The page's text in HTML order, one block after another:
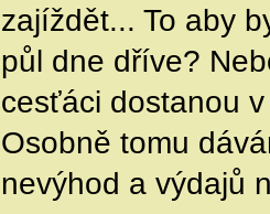
zajíždět... To aby
půl dne dříve?
cesťáci dostanou
Osobně tomu
nevýhod a výdajů